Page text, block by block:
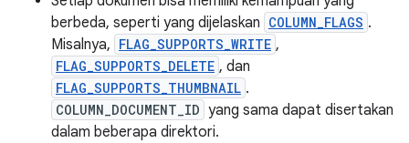
berbeda, seperti yang dijelaskan COLUMN_FLAGS .
Misalnya, FLAG_SUPPORTS_WRITE ,
FLAG_SUPPORTS_DELETE , dan
FLAG_SUPPORTS_THUMBNAIL .
COLUMN_DOCUMENT_ID yang sama dapat disertakan
dalam beberapa direktori.